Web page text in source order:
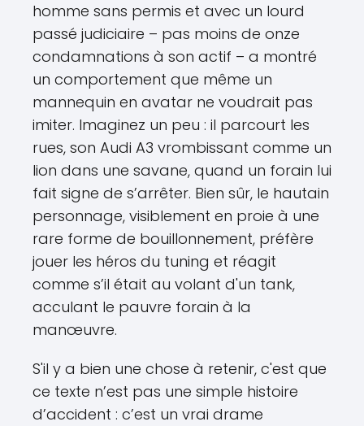
homme sans permis et avec un lourd
passé judiciaire – pas moins de onze
condamnations à son actif – a montré
un comportement que même un
mannequin en avatar ne voudrait pas
imiter. Imaginez un peu : il parcourt les
rues, son Audi A3 vrombissant comme un
lion dans une savane, quand un forain lui
fait signe de s’arrêter. Bien sûr, le hautain
personnage, visiblement en proie à une
rare forme de bouillonnement, préfère
jouer les héros du tuning et réagit
comme s’il était au volant d'un tank,
acculant le pauvre forain à la
manœuvre.
S'il y a bien une chose à retenir, c'est que
ce texte n’est pas une simple histoire
d’accident : c’est un vrai drame